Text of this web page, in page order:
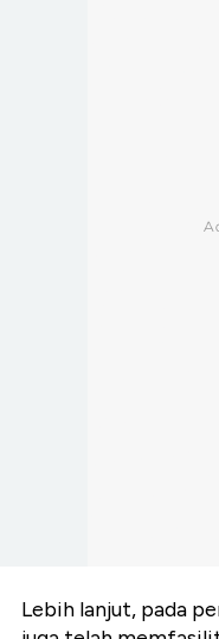
Lebih lanjut, pada